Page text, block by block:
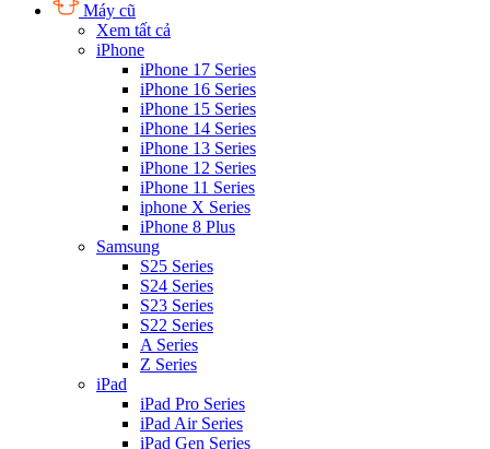
Máy cũ
Xem tất cả
iPhone
iPhone 17 Series
iPhone 16 Series
iPhone 15 Series
iPhone 14 Series
iPhone 13 Series
iPhone 12 Series
iPhone 11 Series
iphone X Series
iPhone 8 Plus
Samsung
S25 Series
S24 Series
S23 Series
S22 Series
A Series
Z Series
iPad
iPad Pro Series
iPad Air Series
iPad Gen Series